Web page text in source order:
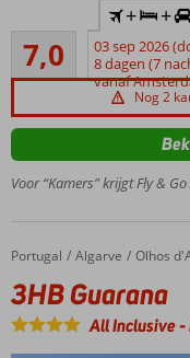
Op ca.
700m
het
strand
Ruime en nette
appartementen
voor jong
All
Inclusive
7,0
Voldoende/goed
3
beoordelingen
+ +
03 sep 2026
8 dagen (7
vanaf
Nog 2
Voor “Kamers” krijgt Fly &
Home
Portugal Algarve Olhos
3HB Guarana
3HB Guarana
All Inclusive-